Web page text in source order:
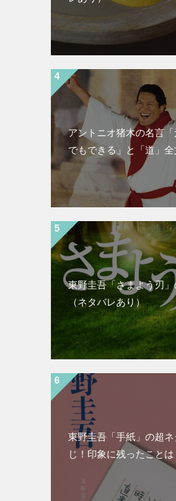
アントニオ猪木の名言
でもできる」と「道」全
東野圭吾「さまよう刃」
（ネタバレあり）
東野圭吾「手紙」の超
じ！印象に残ったことは